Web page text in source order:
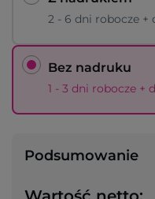
2 - 6 dni robocze +
Bez nadruku
1 - 3 dni robocze +
Podsumowanie